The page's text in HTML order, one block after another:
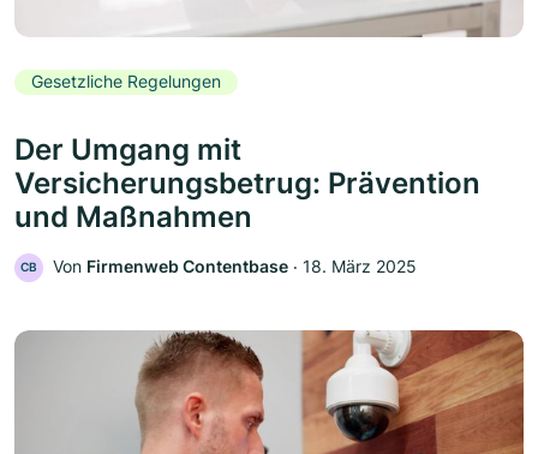
Gesetzliche Regelungen
Der Umgang mit
Versicherungsbetrug: Prävention
und Maßnahmen
CB Von Firmenweb Contentbase ‧ 18. März 2025